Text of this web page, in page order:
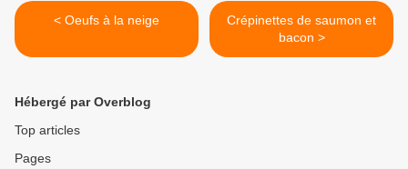
< Oeufs à la neige
Crépinettes de saumon et
bacon >
Hébergé par Overblog
Top articles
Pages